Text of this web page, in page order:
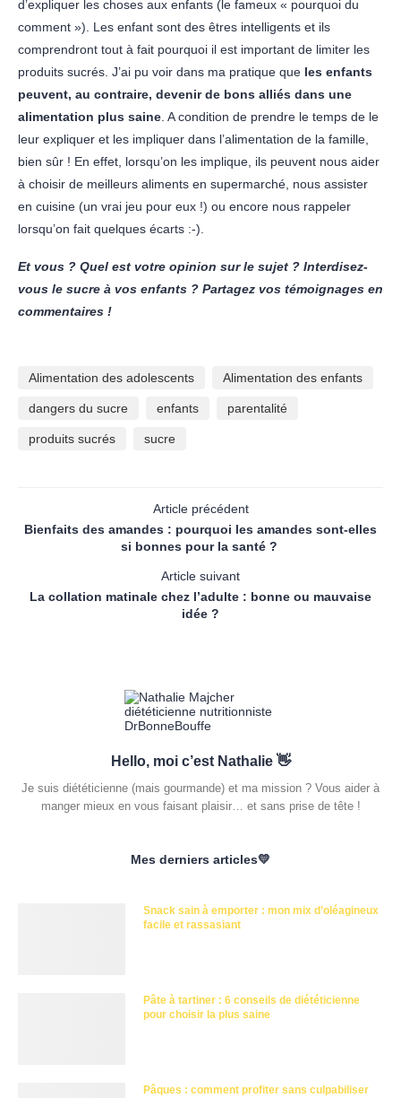
d’expliquer les choses aux enfants (le fameux « pourquoi du
comment »). Les enfant sont des êtres intelligents et ils
comprendront tout à fait pourquoi il est important de limiter les
produits sucrés. J’ai pu voir dans ma pratique que les enfants
peuvent, au contraire, devenir de bons alliés dans une
alimentation plus saine . A condition de prendre le temps de le
leur expliquer et les impliquer dans l’alimentation de la famille,
bien sûr ! En effet, lorsqu’on les implique, ils peuvent nous aider
à choisir de meilleurs aliments en supermarché, nous assister
en cuisine (un vrai jeu pour eux !) ou encore nous rappeler
lorsqu’on fait quelques écarts :-).
Et vous ? Quel est votre opinion sur le sujet ? Interdisez-
vous le sucre à vos enfants ? Partagez vos témoignages en
commentaires !
Alimentation des adolescents Alimentation des enfants
dangers du sucre enfants parentalité
produits sucrés sucre
Article précédent
Bienfaits des amandes : pourquoi les amandes sont-elles
si bonnes pour la santé ?
Article suivant
La collation matinale chez l’adulte : bonne ou mauvaise
idée ?
Hello, moi c’est Nathalie 👋
Je suis diététicienne (mais gourmande) et ma mission ? Vous aider à
manger mieux en vous faisant plaisir… et sans prise de tête !
Mes derniers articles💛
Snack sain à emporter : mon mix d’oléagineux
facile et rassasiant
Pâte à tartiner : 6 conseils de diététicienne
pour choisir la plus saine
Pâques : comment profiter sans culpabiliser